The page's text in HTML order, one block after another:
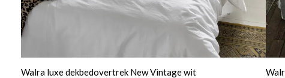
Walra luxe dekbedovertrek New Vintage wit